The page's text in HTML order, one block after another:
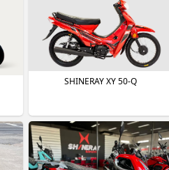
marcha,
Chassi
mais
12
Um dos
SHINERAY XY 50-Q